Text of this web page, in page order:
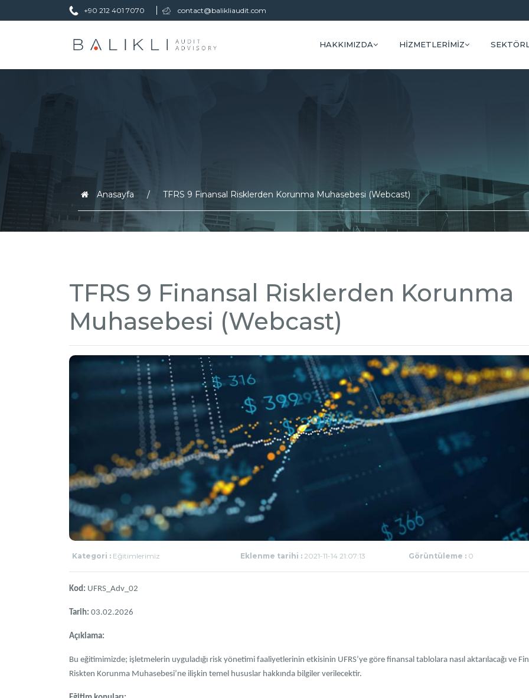
+90 212 401 7070 contact@balikliaudit.com
HAKKIMIZDA HIZMETLERIMIZ
Anasayfa TFRS 9 Finansal Risklerden Korunma Muhasebesi (Webcast)
TFRS 9 Finansal Risklerden Korunma
Muhasebesi (Webcast)
Kategori : Eğitimlerimiz Eklenme tarihi : 2021-11-14 21:07:13 Görüntüleme : 0
Kod: UFRS_Adv_02
Tarih: 03.02.2026
Açıklama:
Bu eğitimimizde; işletmelerin uyguladığı risk yönetimi faaliyetlerinin etkisinin UFRS’ye göre finansal tablolara nasıl aktarılacağı ve
Riskten Korunma Muhasebesi’ne ilişkin temel hususlar hakkında bilgiler verilecektir.